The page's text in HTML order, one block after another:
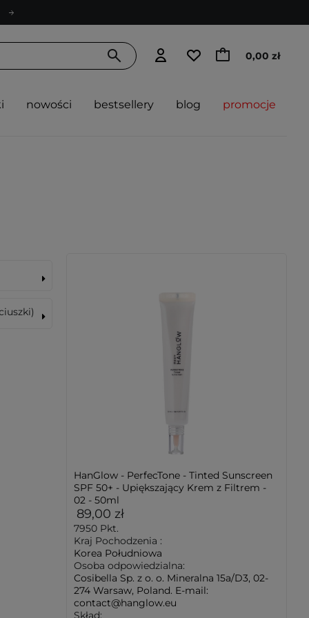
0,00 zł
nowości bestsellery blog promocje
HanGlow - PerfecTone - Tinted Sunscreen
SPF 50+ - Upiększający Krem z Filtrem -
02 - 50ml
89,00 zł
7950 Pkt.
Kraj Pochodzenia :
Korea Południowa
Osoba odpowiedzialna:
Cosibella Sp. z o. o. Mineralna 15a/D3, 02-
274 Warsaw, Poland. E-mail:
contact@hanglow.eu
Skład: